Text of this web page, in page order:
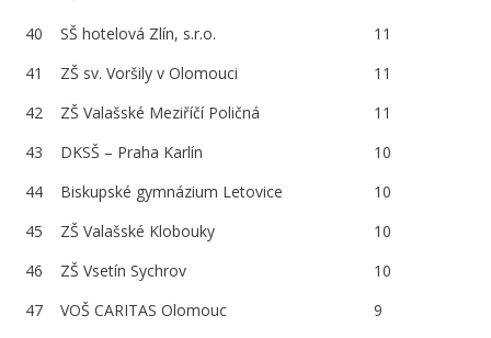
40
SŠ hotelová Zlín, s.r.o.
11
41
ZŠ sv. Voršily v Olomouci
11
42
ZŠ Valašské Meziříčí Poličná
11
43
DKSŠ – Praha Karlín
10
44
Biskupské gymnázium Letovice
10
45
ZŠ Valašské Klobouky
10
46
ZŠ Vsetín Sychrov
10
47
VOŠ CARITAS Olomouc
9